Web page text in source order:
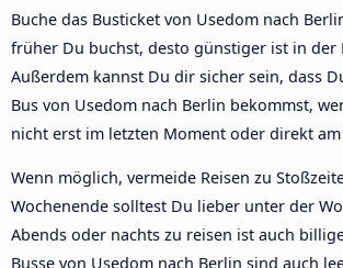
Buche das Busticket von Usedom nach
früher Du buchst, desto günstiger ist in der
Außerdem kannst Du dir sicher sein, dass
Bus von Usedom nach Berlin bekommst,
nicht erst im letzten Moment oder direkt
Wenn möglich, vermeide Reisen zu
Wochenende solltest Du lieber unter der
Abends oder nachts zu reisen ist auch
Busse von Usedom nach Berlin sind auch